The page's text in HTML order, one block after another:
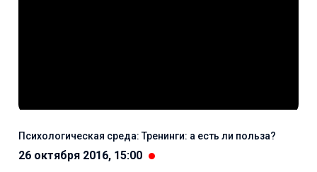
Психологическая среда: Тренинги: а есть ли польза?
26 октября 2016, 15:00